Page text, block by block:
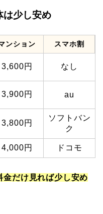
は少し安め
ンション スマホ割
3,600円 なし
3,900円 au
3,800円
ソフトバン
ク
4,000円 ドコモ
金だけ見れば少し安め